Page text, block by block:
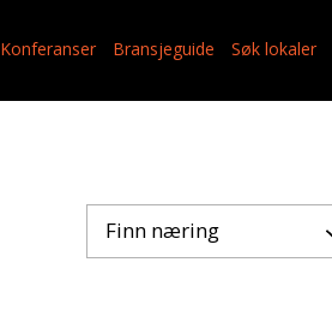
Konferanser Bransjeguide Søk lokaler
Finn næring